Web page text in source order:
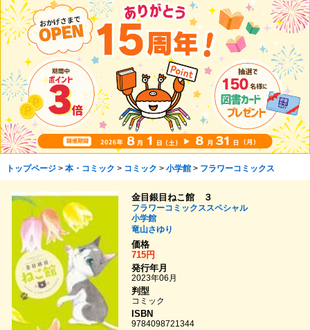
トップページ> 本・コミック > コミック > 小学館> フラワーコミックス
金目銀目ねこ館 ３
フラワーコミックススペシャル
小学館
竜山さゆり
価格
715円
発行年月
2023年06月
判型
コミック
ISBN
9784098721344